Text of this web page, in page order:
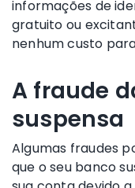
informações de
gratuito ou
nenhum custo
A fraude
suspensa
Algumas fraudes
que o seu banco